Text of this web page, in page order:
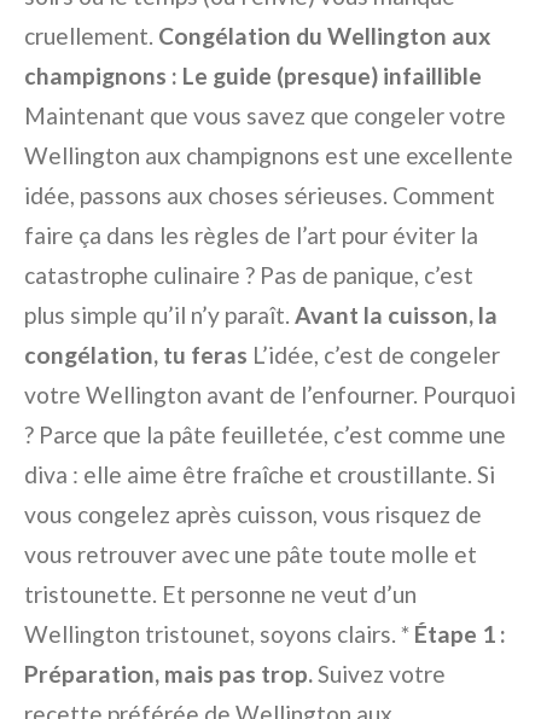
cruellement. Congélation du Wellington aux
champignons : Le guide (presque) infaillible
Maintenant que vous savez que congeler votre
Wellington aux champignons est une excellente
idée, passons aux choses sérieuses. Comment
faire ça dans les règles de l’art pour éviter la
catastrophe culinaire ? Pas de panique, c’est
plus simple qu’il n’y paraît. Avant la cuisson, la
congélation, tu feras L’idée, c’est de congeler
votre Wellington avant de l’enfourner. Pourquoi
? Parce que la pâte feuilletée, c’est comme une
diva : elle aime être fraîche et croustillante. Si
vous congelez après cuisson, vous risquez de
vous retrouver avec une pâte toute molle et
tristounette. Et personne ne veut d’un
Wellington tristounet, soyons clairs. * Étape 1 :
Préparation, mais pas trop.Suivez votre
recette préférée de Wellington aux